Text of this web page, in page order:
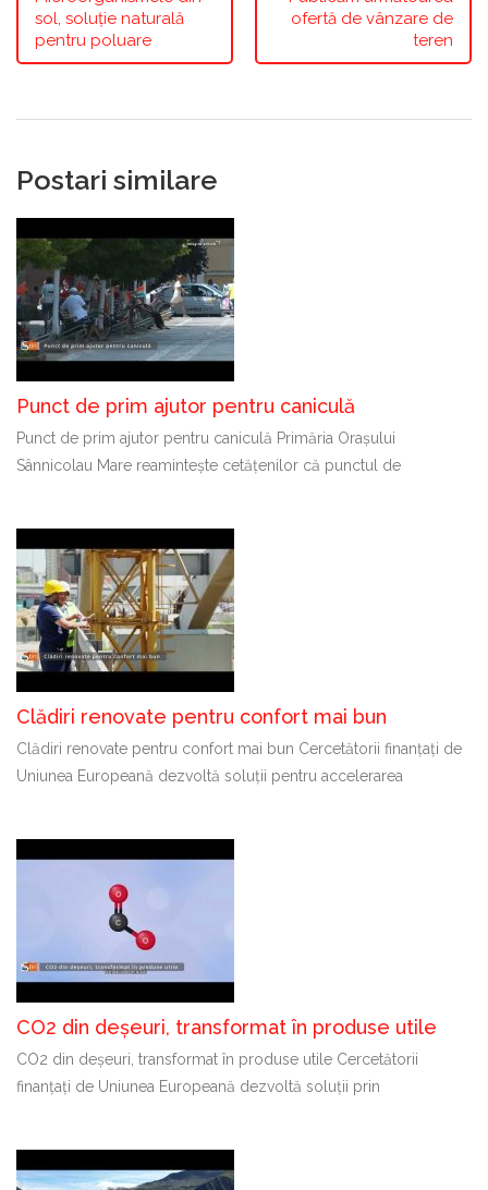
sol, soluție naturală
pentru poluare
ofertă de vânzare de
teren
Postari similare
Punct de prim ajutor pentru caniculă
Punct de prim ajutor pentru caniculă Primăria Orașului
Sânnicolau Mare reamintește cetățenilor că punctul de
Clădiri renovate pentru confort mai bun
Clădiri renovate pentru confort mai bun Cercetătorii finanțați de
Uniunea Europeană dezvoltă soluții pentru accelerarea
CO2 din deșeuri, transformat în produse utile
CO2 din deșeuri, transformat în produse utile Cercetătorii
finanțați de Uniunea Europeană dezvoltă soluții prin